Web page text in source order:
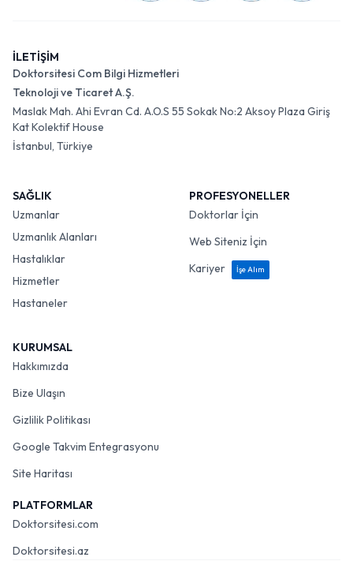
İLETİŞİM
Doktorsitesi Com Bilgi Hizmetleri
Teknoloji ve Ticaret A.Ş.
Maslak Mah. Ahi Evran Cd. A.O.S 55 Sokak No:2 Aksoy Plaza Giriş
Kat Kolektif House
İstanbul, Türkiye
SAĞLIK
Uzmanlar
Uzmanlık Alanları
Hastalıklar
Hizmetler
Hastaneler
PROFESYONELLER
Doktorlar İçin
Web Siteniz İçin
Kariyer
İşe Alım
KURUMSAL
Hakkımızda
Bize Ulaşın
Gizlilik Politikası
Google Takvim Entegrasyonu
Site Haritası
PLATFORMLAR
Doktorsitesi.com
Doktorsitesi.az